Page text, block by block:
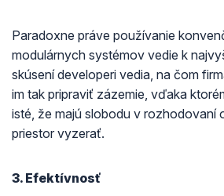
Paradoxne práve používanie
modulárnych systémov vedie k
skúsení developeri vedia, na čom
im tak pripraviť zázemie, vďaka
isté, že majú slobodu v rozhodovaní
priestor vyzerať.
3. Efektívnosť